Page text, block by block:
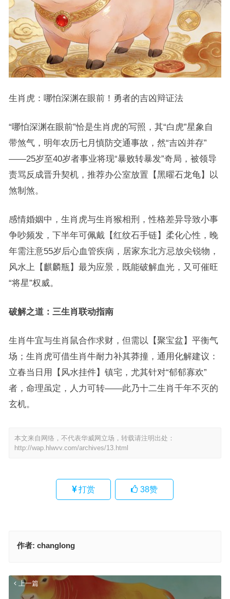
生肖虎：哪怕深渊在眼前！勇者的吉凶辩证法
“哪怕深渊在眼前”恰是生肖虎的写照，其“白虎”星象自
带煞气，明年农历七月慎防交通事故，然“吉凶并存”
——25岁至40岁者事业将现“暴败转暴发”奇局，被领导
责骂反成晋升契机，推荐办公室放置【黑曜石龙龟】以
煞制煞。
感情婚姻中，生肖虎与生肖猴相刑，性格差异导致小事
争吵频发，下半年可佩戴【红纹石手链】柔化心性，晚
年需注意55岁后心血管疾病，居家东北方忌放尖锐物，
风水上【麒麟瓶】最为应景，既能破解血光，又可催旺
“将星”权威。
破解之道：三生肖联动指南
生肖牛宜与生肖鼠合作求财，但需以【聚宝盆】平衡气
场；生肖虎可借生肖牛耐力补其莽撞，通用化解建议：
立春当日用【风水挂件】镇宅，尤其针对“郁郁寡欢”
者，命理虽定，人力可转——此乃十二生肖千年不灭的
玄机。
本文来自网络，不代表华威网立场，转载请注明出处：
http://wap.hlwvv.com/archives/13.html
打赏 38赞
作者: changlong
上一篇